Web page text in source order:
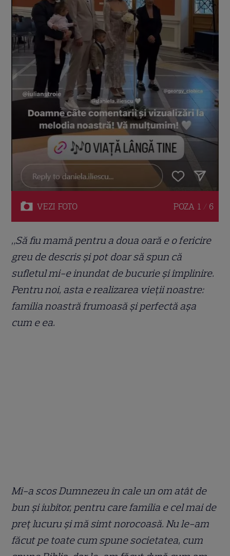
VEZI FOTO POZA 1 / 6
„Să fiu mamă pentru a doua oară e o fericire
greu de descris și pot doar să spun că
sufletul mi-e inundat de bucurie și împlinire.
Pentru noi, asta e realizarea vieții noastre:
familia noastră frumoasă și perfectă așa
cum e ea.
Mi-a scos Dumnezeu în cale un om atât de
bun și iubitor, pentru care familia e cel mai de
preț lucuru și mă simt norocoasă. Nu le-am
făcut pe toate cum spune societatea, cum